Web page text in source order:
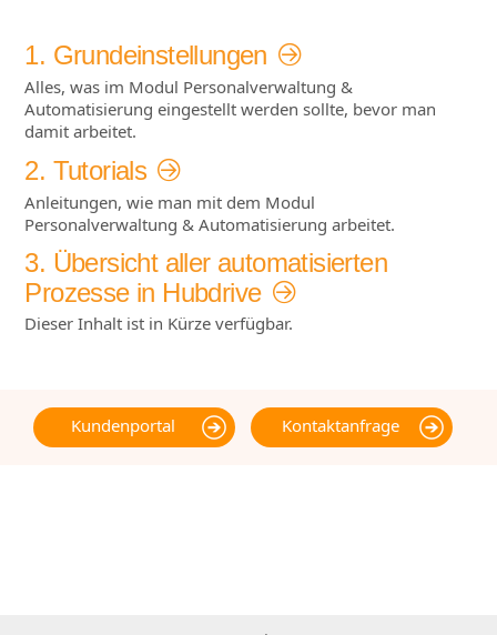
1. Grundeinstellungen
Alles, was im Modul Personalverwaltung &
Automatisierung eingestellt werden sollte, bevor man
damit arbeitet.
2. Tutorials
Anleitungen, wie man mit dem Modul
Personalverwaltung & Automatisierung arbeitet.
3. Übersicht aller automatisierten
Prozesse in Hubdrive
Dieser Inhalt ist in Kürze verfügbar.
Kundenportal Kontaktanfrage